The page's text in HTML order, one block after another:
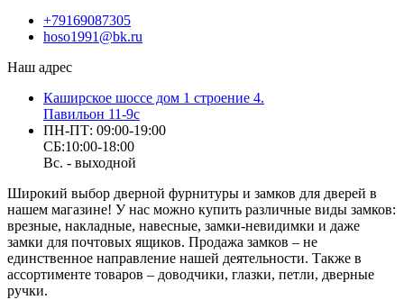
+79169087305
hoso1991@bk.ru
Наш адрес
Каширское шоссе дом 1 строение 4.
Павильон 11-9с
ПН-ПТ: 09:00-19:00
СБ:10:00-18:00
Вс. - выходной
Широкий выбор дверной фурнитуры и замков для дверей в
нашем магазине! У нас можно купить различные виды замков:
врезные, накладные, навесные, замки-невидимки и даже
замки для почтовых ящиков. Продажа замков – не
единственное направление нашей деятельности. Также в
ассортименте товаров – доводчики, глазки, петли, дверные
ручки.